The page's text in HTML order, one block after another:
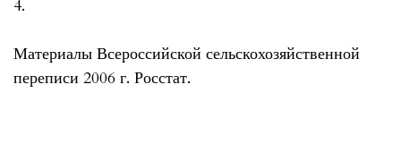
4.
Материалы Всероссийской сельскохозяйственной
переписи 2006 г. Росстат.